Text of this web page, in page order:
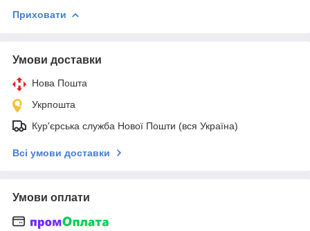
Приховати
Умови доставки
Нова Пошта
Укрпошта
Кур'єрська служба Нової Пошти (вся Україна)
Всі умови доставки
Умови оплати